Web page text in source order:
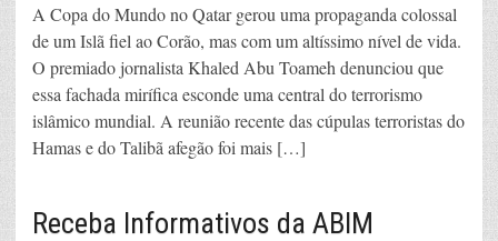
A Copa do Mundo no Qatar gerou uma propaganda colossal
de um Islã fiel ao Corão, mas com um altíssimo nível de vida.
O premiado jornalista Khaled Abu Toameh denunciou que
essa fachada mirífica esconde uma central do terrorismo
islâmico mundial. A reunião recente das cúpulas terroristas do
Hamas e do Talibã afegão foi mais […]
Receba Informativos da ABIM